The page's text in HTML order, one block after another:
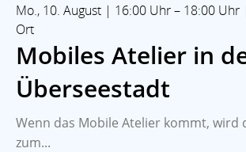
Mo., 10. August | 16:00 Uhr – 18:00
Ort
Mobiles Atelier in
Überseestadt
Wenn das Mobile Atelier kommt, wird
zum...